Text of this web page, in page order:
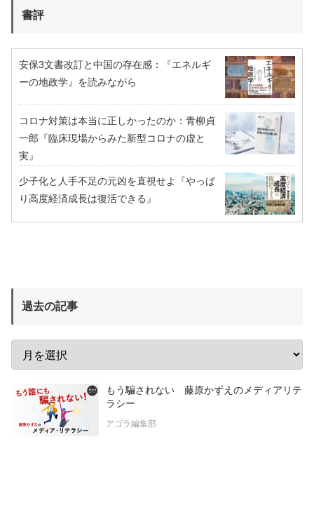
書評
安保3文書改訂と中国の存在感：『エネルギ
ーの地政学』を読みながら
コロナ対策は本当に正しかったのか：青柳貞
一郎『臨床現場からみた新型コロナの虚と
実』
少子化と人手不足の元凶を直視せよ『やっぱ
り高度経済成長は復活できる』
過去の記事
もう騙されない 藤原かずえのメディアリテ
ラシー
アゴラ編集部